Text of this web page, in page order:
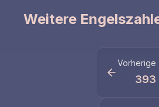
Weitere
Vorherige
393